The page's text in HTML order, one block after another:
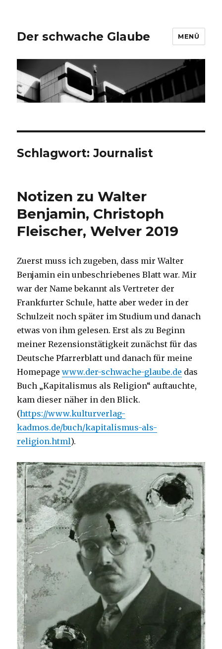
Der schwache Glaube MENÜ
Schlagwort:Journalist
Notizen zu Walter
Benjamin, Christoph
Fleischer, Welver 2019
Zuerst muss ich zugeben, dass mir Walter
Benjamin ein unbeschriebenes Blatt war. Mir
war der Name bekannt als Vertreter der
Frankfurter Schule, hatte aber weder in der
Schulzeit noch später im Studium und danach
etwas von ihm gelesen. Erst als zu Beginn
meiner Rezensionstätigkeit zunächst für das
Deutsche Pfarrerblatt und danach für meine
Homepagewww.der-schwache-glaube.de das
Buch „Kapitalismus als Religion“ auftauchte,
kam dieser näher in den Blick.
(https://www.kulturverlag-
kadmos.de/buch/kapitalismus-als-
religion.html).